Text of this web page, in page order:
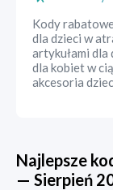
Kody
dla dzieci w
artykułami
dla kobiet w
akcesoria
Najlepsze
— Sierpień